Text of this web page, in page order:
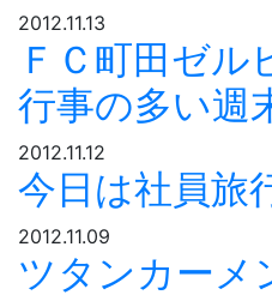
2012.11.13
ＦＣ町田ゼル
行事の多い週
2012.11.12
今日は社員旅
2012.11.09
ツタンカーメ